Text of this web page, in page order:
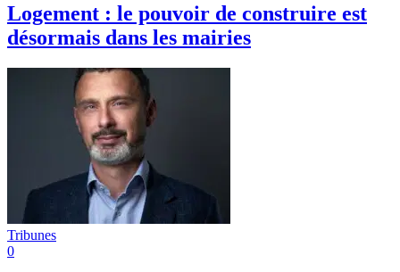
Logement : le pouvoir de construire est
désormais dans les mairies
Tribunes
0